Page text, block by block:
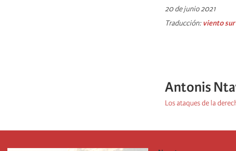
20 de junio 2021
Traducción: viento sur
Antonis
Los ataques de la